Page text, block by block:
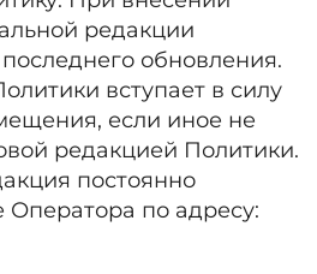
редакции
обновления.
вступает в силу
если иное не
редакцией Политики.
постоянно
Оператора по адресу: